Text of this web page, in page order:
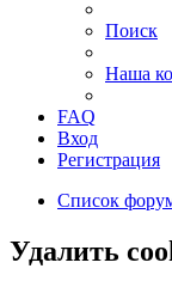
Поиск
Наша
FAQ
Вход
Регистрация
Список
Удалить